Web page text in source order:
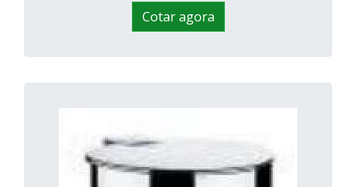
Cotar agora